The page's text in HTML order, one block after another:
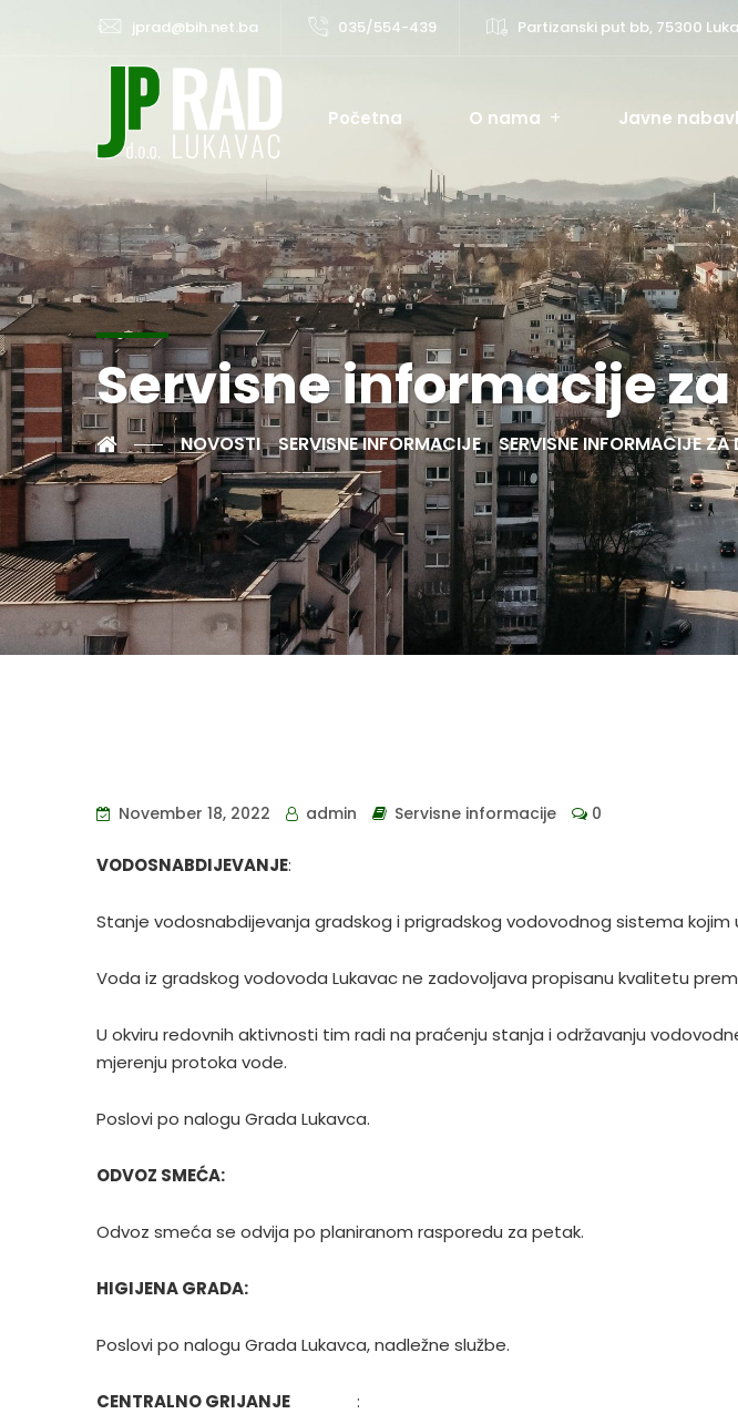
jprad@bih.net.ba 035/554-439 Partizanski put bb, 75300
Početna O nama Javne
Servisne informacije za
NOVOSTI SERVISNE INFORMACIJE SERVISNE INFORMACIJE
November 18, 2022 admin Servisne informacije 0
VODOSNABDIJEVANJE:
Stanje vodosnabdijevanja gradskog i prigradskog vodovodnog sistema kojim
Voda iz gradskog vodovoda Lukavac ne zadovoljava propisanu kvalitetu
U okviru redovnih aktivnosti tim radi na praćenju stanja i održavanju
mjerenju protoka vode.
Poslovi po nalogu Grada Lukavca.
ODVOZ SMEĆA:
Odvoz smeća se odvija po planiranom rasporedu za petak.
HIGIJENA GRADA:
Poslovi po nalogu Grada Lukavca, nadležne službe.
CENTRALNO GRIJANJE :